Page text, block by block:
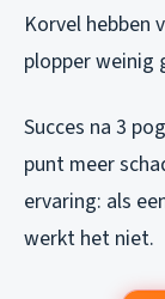
Korvel hebben
plopper weinig
Succes na 3
punt meer
ervaring: als
werkt het niet.